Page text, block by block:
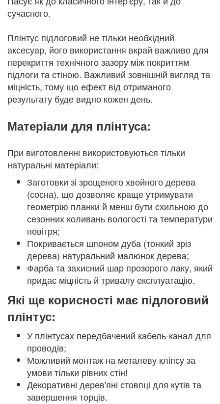
сучасного.
Плінтус підлоговий не тільки необхідний
аксесуар, його використання вкрай важливо для
перекриття технічного зазору між покриттям
підлоги та стіною. Важливий зовнішній вигляд та
міцність, тому що ефект від отриманого
результату буде видно кожен день.
Матеріали для плінтуса:
При виготовленні використовуються тільки
натуральні матеріали:
Заготовки зі зрощеного хвойного дерева
(сосна), що дозволяє краще утримувати
геометрію планки й менш бути схильною до
сезонних коливань вологості та температури
повітря;
Покривається шпоном дуба (тонкий зріз
дерева) натуральний малюнок дерева;
Фарба та захисний шар прозорого лаку, який
придає міцність й тривалу експлуатацію.
Які ще корисності має підлоговий
плінтус:
У плінтусах передбачений кабель-канал для
проводів;
Можливий монтаж на металеву кліпсу за
умови тільки рівних стін!
Декоративні дерев'яні стовпці для кутів та
завершення торців.